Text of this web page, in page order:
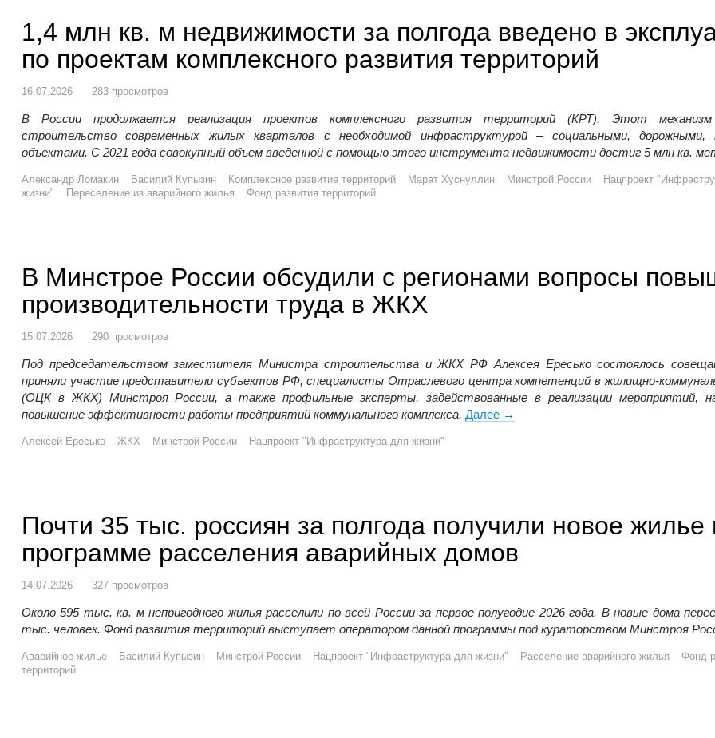
1,4 млн кв. м недвижимости за полгода введено в
по проектам комплексного развития территорий
16.07.2026 283 просмотров
В России продолжается реализация проектов комплексного развития территорий (КРТ). Этот механизм
строительство современных жилых кварталов с необходимой инфраструктурой – социальными, дорожными,
объектами. С 2021 года совокупный объем введенной с помощью этого инструмента недвижимости достиг 5 млн кв.
Александр Ломакин Василий Купызин Комплексное развитие территорий Марат Хуснуллин Минстрой России
Нацпроект
жизни"
Переселение из аварийного жилья Фонд развития территорий
В Минстрое России обсудили с регионами вопросы
производительности труда в ЖКХ
15.07.2026 290 просмотров
Под председательством заместителя Министра строительства и ЖКХ РФ Алексея Ересько состоялось
приняли участие представители субъектов РФ, специалисты Отраслевого центра компетенций в жилищно-
(ОЦК в ЖКХ) Минстроя России, а также профильные эксперты, задействованные в реализации мероприятий,
повышение эффективности работы предприятий коммунального комплекса. Далее В Минстрое России обсудили с
→
Алексей Ересько ЖКХ Минстрой России Нацпроект "Инфраструктура для жизни"
Почти 35 тыс. россиян за полгода получили новое жилье
программе расселения аварийных домов
14.07.2026 327 просмотров
Около 595 тыс. кв. м непригодного жилья расселили по всей России за первое полугодие 2026 года. В новые дома
тыс. человек. Фонд развития территорий выступает оператором данной программы под кураторством Минстроя
Аварийное жилье Василий Купызин Минстрой России Нацпроект "Инфраструктура для жизни" Расселение аварийного жилья
Фонд
территорий